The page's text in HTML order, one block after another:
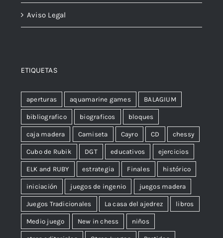
Aviso Legal
ETIQUETAS
aperturas aquamarine games BALAGIUM
bibliografico biograficos bloques
caja madera Camiseta Cayro CD chessy
Cubo de Rubik DGT educativos ejercicios
ELK and RUBY estrategia Finales histórico
iniciación juegos de ingenio juegos madera
Juegos Tradicionales La casa del ajedrez libros
Medio juego New in chess niños